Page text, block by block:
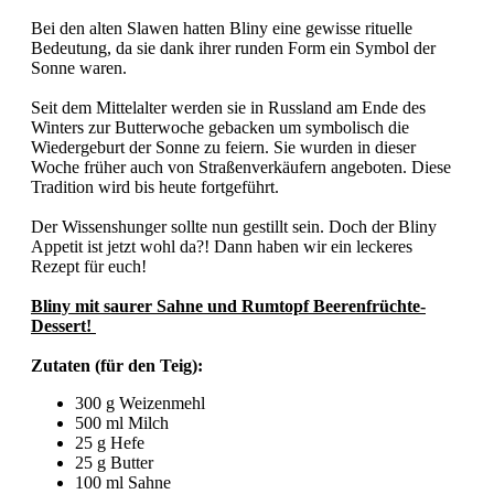
Bei den alten Slawen hatten Bliny eine gewisse rituelle
Bedeutung, da sie dank ihrer runden Form ein Symbol der
Sonne waren.
Seit dem Mittelalter werden sie in Russland am Ende des
Winters zur Butterwoche gebacken um symbolisch die
Wiedergeburt der Sonne zu feiern. Sie wurden in dieser
Woche früher auch von Straßenverkäufern angeboten. Diese
Tradition wird bis heute fortgeführt.
Der Wissenshunger sollte nun gestillt sein. Doch der Bliny
Appetit ist jetzt wohl da?! Dann haben wir ein leckeres
Rezept für euch!
Bliny mit saurer Sahne und Rumtopf Beerenfrüchte-
Dessert!
Zutaten (für den Teig):
300 g Weizenmehl
500 ml Milch
25 g Hefe
25 g Butter
100 ml Sahne